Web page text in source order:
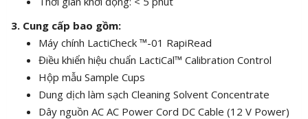
3. Cung cấp bao gồm:
Máy chính LactiCheck ™-01 RapiRead
Điều khiển hiệu chuẩn LactiCal™ Calibration Control
Hộp mẫu Sample Cups
Dung dịch làm sạch Cleaning Solvent Concentrate
Dây nguồn AC AC Power Cord DC Cable (12 V Power)